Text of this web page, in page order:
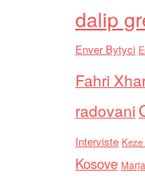
dalip
Enver Bytyci
Fahri
radovani
Interviste
Kosove